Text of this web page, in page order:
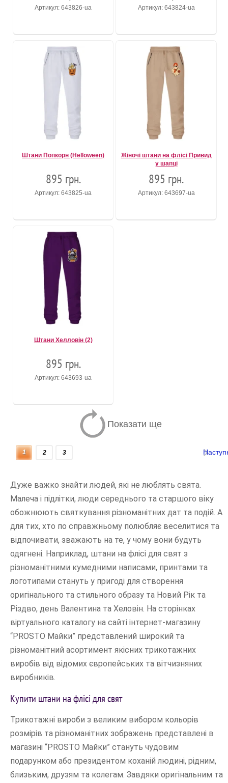
Артикул: 643826-ua Артикул: 643824-ua
Штани Попкорн (Helloween)
895 грн.
Артикул: 643825-ua
Жіночі штани на флісі Привид
у шапці
895 грн.
Артикул: 643697-ua
Штани Хелловін (2)
895 грн.
Артикул: 643693-ua
Показати ще
1 2 3
Дуже важко знайти людей, які не люблять свята.
Малеча і підлітки, люди середнього та старшого віку
обожнюють святкування різноманітних дат та подій. А
для тих, хто по справжньому полюбляє веселитися та
відпочивати, зважають на те, у чому вони будуть
одягнені. Наприклад, штани на флісі для свят з
різноманітними кумедними написами, принтами та
логотипами стануть у пригоді для створення
оригінального та стильного образу та Новий Рік та
Різдво, день Валентина та Хеловін. На сторінках
віртуального каталогу на сайті інтернет-магазину
“PROSTO Майки” представлений широкий та
різноманітний асортимент якісних трикотажних
виробів від відомих європейських та вітчизняних
виробників.
Купити штани на флісі для свят
Трикотажні вироби з великим вибором кольорів
розмірів та різноманітних зображень представлені в
магазині “PROSTO Майки” стануть чудовим
подарунком або президентом коханій людині, рідним,
близьким, друзям та колегам. Завдяки оригінальним та